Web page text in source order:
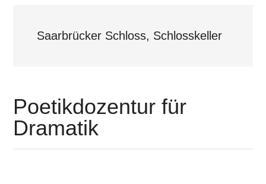
Saarbrücker Schloss, Schlosskeller
Poetikdozentur für
Dramatik